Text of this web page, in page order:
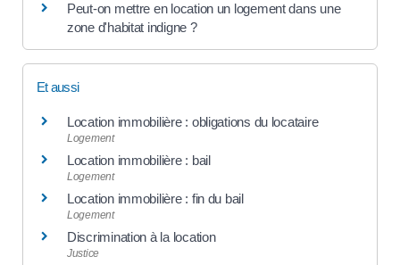
Peut-on mettre en location un logement dans une
zone d'habitat indigne ?
Et aussi
Location immobilière : obligations du locataire
Logement
Location immobilière : bail
Logement
Location immobilière : fin du bail
Logement
Discrimination à la location
Justice